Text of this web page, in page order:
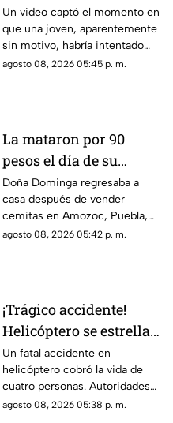
a un pony en feria de
Pueblo Mágico
Un video captó el momento en
que una joven, aparentemente
sin motivo, habría intentado
agredir a un pequeño pony.
agosto 08, 2026 05:45 p. m.
La mataron por 90
pesos el día de su
cumpleaños; Este es el
caso de Doña Dominga
Doña Dominga regresaba a
casa después de vender
cemitas en Amozoc, Puebla,
cuando presuntamente un
agosto 08, 2026 05:42 p. m.
¡Trágico accidente!
Helicóptero se estrella
en zona boscosa y
mueren cuatro
personas
Un fatal accidente en
helicóptero cobró la vida de
cuatro personas. Autoridades
confirmaron que la aeronave
agosto 08, 2026 05:38 p. m.